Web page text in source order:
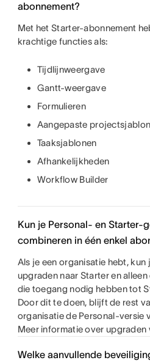
abonnement?
Met het Starter-abonnement
krachtige functies als:
Tijdlijnweergave
Gantt-weergave
Formulieren
Aangepaste
Taaksjablonen
Afhankelijkheden
Workflow Builder
Kun je Personal- en Starter-
combineren in één enkel
Als je een organisatie hebt, kun
upgraden naar Starter en
die toegang nodig hebben tot
Door dit te doen, blijft de rest
organisatie de Personal-versie
Meer informatie over upgraden
Welke aanvullende